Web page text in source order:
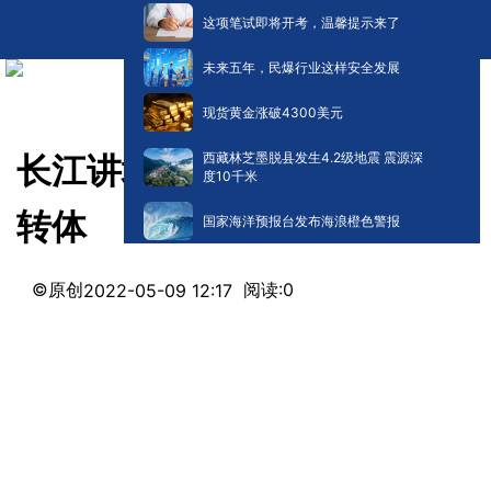
这项笔试即将开考，温馨提示来了
未来五年，民爆行业这样安全发展
现货黄金涨破4300美元
西藏林芝墨脱县发生4.2级地震 震源深
度10千米
国家海洋预报台发布海浪橙色警报
长江讲坛丨秦顺全 姑嫂树桥的
转体
©原创2022-05-09 12:17 阅读:0